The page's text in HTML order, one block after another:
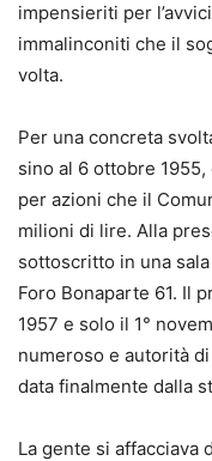
impensieriti per
immalinconiti che il
volta.
Per una concreta
sino al 6 ottobre
per azioni che il
milioni di lire. Alla
sottoscritto in una
Foro Bonaparte 61. Il
1957 e solo il 1°
numeroso e autorità
data finalmente dalla
La gente si affacciava